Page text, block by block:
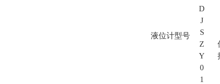
液位计型号
D
J
S
Z
Y
0
1